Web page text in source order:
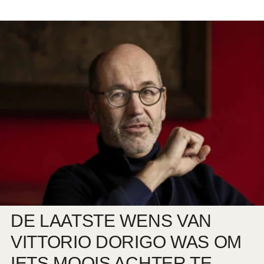
DE LAATSTE WENS VAN
VITTORIO DORIGO WAS OM